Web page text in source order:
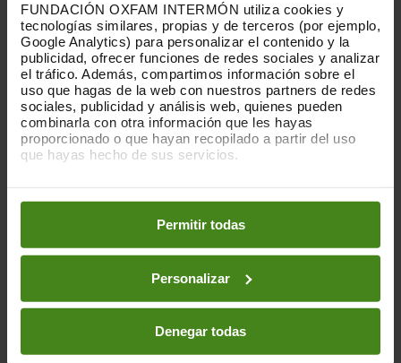
FUNDACIÓN OXFAM INTERMÓN utiliza cookies y
tecnologías similares, propias y de terceros (por ejemplo,
Google Analytics) para personalizar el contenido y la
publicidad, ofrecer funciones de redes sociales y analizar
el tráfico. Además, compartimos información sobre el
uso que hagas de la web con nuestros partners de redes
sociales, publicidad y análisis web, quienes pueden
combinarla con otra información que les hayas
proporcionado o que hayan recopilado a partir del uso
que hayas hecho de sus servicios.
preferencias accediendo a nuestraPolítica de Cookieso
en los botones facilitados a continuación:
Permitir todas
Personalizar
Denegar todas
Las actividades comerciales con los
asentamientos ilegales
El informe pone de relieve cómo los
Estados y las empresas extranjeras
contribuyen de forma directa a la crisis
humanitaria provocada por...
Seguridad-Desplazamiento- Migraciones y
Sector privado